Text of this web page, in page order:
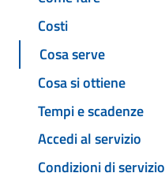
Costi
Cosa serve
Cosa si ottiene
Tempi e scadenze
Accedi al servizio
Condizioni di servizio